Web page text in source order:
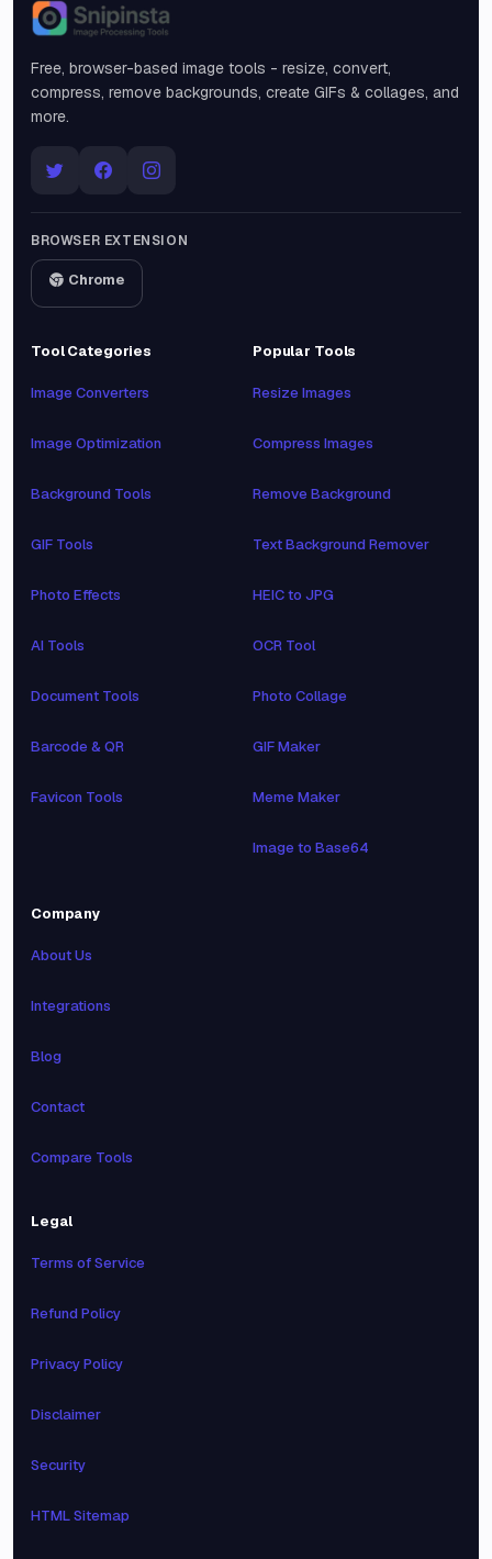
Snipinsta
Free, browser-based image tools - resize, convert,
compress, remove backgrounds, create GIFs & collages, and
more.
BROWSER EXTENSION
Chrome
Tool Categories
Image Converters
Image Optimization
Background Tools
GIF Tools
Photo Effects
AI Tools
Document Tools
Barcode & QR
Favicon Tools
Popular Tools
Resize Images
Compress Images
Remove Background
Text Background Remover
HEIC to JPG
OCR Tool
Photo Collage
GIF Maker
Meme Maker
Image to Base64
Company
About Us
Integrations
Blog
Contact
Compare Tools
Legal
Terms of Service
Refund Policy
Privacy Policy
Disclaimer
Security
HTML Sitemap